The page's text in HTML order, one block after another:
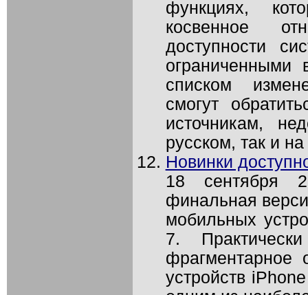
функциях,
косвенное
доступности
списком
смогут
источникам,
русском, так и
Новинки
18 сентября
финальная
мобильных
7.
фрагментарное
устройств